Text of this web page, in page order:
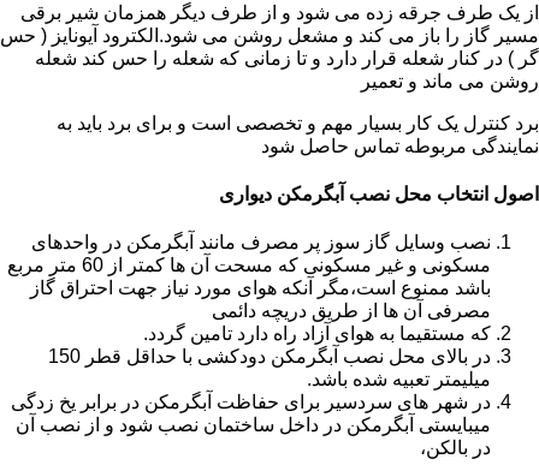
از یک طرف جرقه زده می شود و از طرف دیگر همزمان شیر برقی
مسیر گاز را باز می کند و مشعل روشن می شود.الکترود آیونایز ( حس
گر ) در کنار شعله قرار دارد و تا زمانی که شعله را حس کند شعله
روشن می ماند و تعمیر
برد کنترل یک کار بسیار مهم و تخصصی است و برای برد باید به
نمایندگی مربوطه تماس حاصل شود
اصول انتخاب محل نصب آبگرمکن دیواری
نصب وسایل گاز سوز پر مصرف مانند آبگرمکن در واحدهای
مسکونی و غیر مسکونی که مسحت آن ها کمتر از 60 متر مربع
باشد ممنوع است،مگر آنکه هوای مورد نیاز جهت احتراق گاز
مصرفی آن ها از طریق دریچه دائمی
که مستقیما به هوای آزاد راه دارد تامین گردد.
در بالای محل نصب آبگرمکن دودکشی با حداقل قطر 150
میلیمتر تعبیه شده باشد.
در شهر های سردسیر برای حفاظت آبگرمکن در برابر یخ زدگی
میبایستی آبگرمکن در داخل ساختمان نصب شود و از نصب آن
در بالکن،